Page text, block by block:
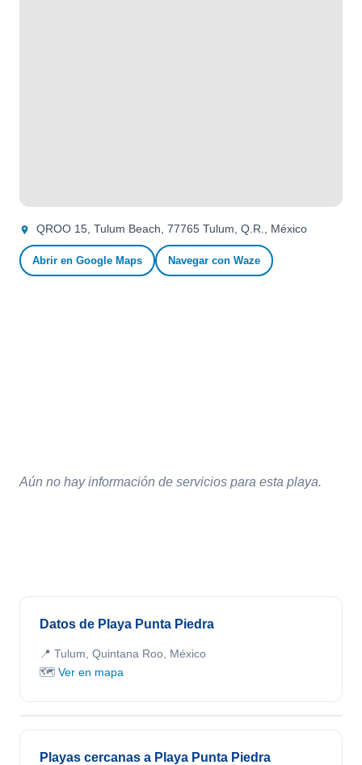
QROO 15, Tulum Beach, 77765 Tulum, Q.R., México
Abrir en Google Maps Navegar con Waze
Aún no hay información de servicios para esta playa.
Datos de Playa Punta Piedra
📍 Tulum, Quintana Roo, México
🗺️ Ver en mapa
Playas cercanas a Playa Punta Piedra